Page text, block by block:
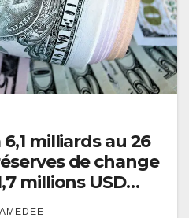
6,1 milliards au 26
de change
millions USD
AMEDEE